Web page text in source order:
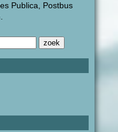
Publica, Postbus